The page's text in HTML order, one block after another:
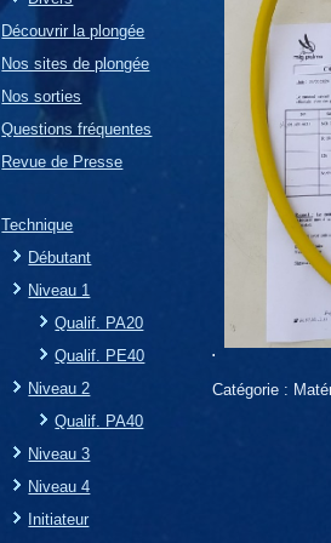
Découvrir la plongée
Nos sites de plongée
Nos sorties
Questions fréquentes
Revue de Presse
Technique
Débutant
Niveau 1
Qualif. PA20
Qualif. PE40
Niveau 2
Qualif. PA40
Niveau 3
Niveau 4
Initiateur
.
Catégorie :